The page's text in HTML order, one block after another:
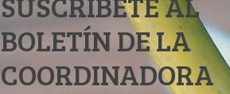
BOLETÍN DE LA
COORDINADORA